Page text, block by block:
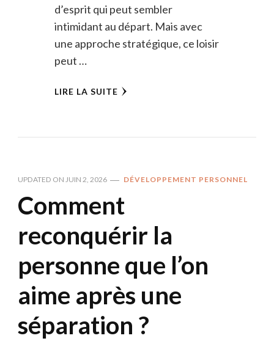
d’esprit qui peut sembler
intimidant au départ. Mais avec
une approche stratégique, ce loisir
peut …
LIRE LA SUITE
UPDATED ON JUIN 2, 2026 DÉVELOPPEMENT PERSONNEL
Comment
reconquérir la
personne que l’on
aime après une
séparation ?